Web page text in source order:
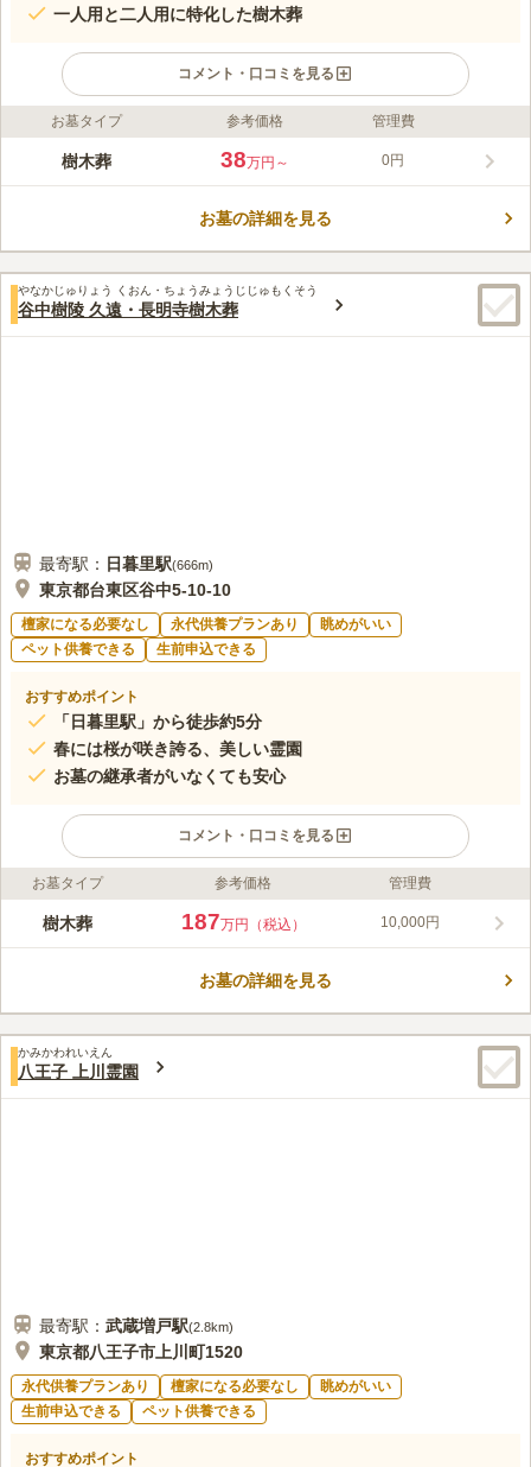
一人用と二人用に特化した樹木葬
コメント・口コミを見る
ライフドット編集部のコメント
樹木葬 田無さくら庭園は、遍立寺の境内にあります。最寄駅か
ら徒歩約12分、「北原住宅バス停」からは徒歩約1分と、交通利
が多く、公園のような造りになっています。たくさんの草花に囲
後の休憩場所にも困りません。境内はバリアフリーに対応してお
り、段差が少なくなっています。
口コミ評価
この霊園はまだ誰からも評価されていません。
お墓タイプ 参考価格 管理費
樹木葬 38万円～ 0円
お墓の詳細を見る
やなかじゅりょう くおん・ちょうみょうじじゅもくそう
谷中樹陵 久遠・長明寺樹木葬
最寄駅： 日暮里駅(666m)
東京都台東区谷中5-10-10
檀家になる必要なし 永代供養プランあり
眺めがいい
ペット供養できる
生前申込できる
おすすめポイント
「日暮里駅」から徒歩約5分
春には桜が咲き誇る、美しい霊園
お墓の継承者がいなくても安心
コメント・口コミを見る
ライフドット編集部のコメント
都心にあるのにとても静かな、緑に囲まれた霊園です。土の中に
眠ることにこだわった樹木葬墓となっています。園内には樹齢
碑に彫刻することができる1人用の樹木葬墓地などがあり、バラ
口コミ評価
みんなの評価
日暮里駅の構内には、エキュート日暮里があります。 お寺さん
お墓タイプ 参考価格 管理費
樹木葬 187万円（税込） 10,000円
お墓の詳細を見る
かみかわれいえん
八王子 上川霊園
最寄駅： 武蔵増戸駅(2.8km)
東京都八王子市上川町1520
永代供養プランあり 檀家になる必要なし
眺めがいい
生前申込できる
ペット供養できる
おすすめポイント